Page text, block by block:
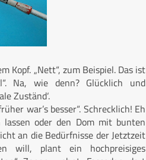
Kopf. „Nett“, zum Beispiel. Das ist
Na, wie denn? Glücklich und
Zuständ‘.
war’s besser“. Schrecklich! Eh
oder den Dom mit bunten
an die Bedürfnisse der Jetztzeit
will, plant ein hochpreisiges